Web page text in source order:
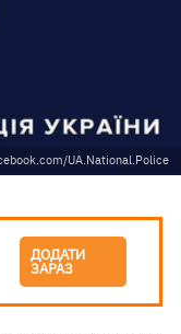
UA.National.Police
ДОДАТИ
ЗАРАЗ